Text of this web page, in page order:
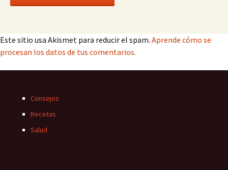
Este sitio usa Akismet para reducir el spam. Aprende cómo se
procesan los datos de tus comentarios.
Consejos
Recetas
Salud